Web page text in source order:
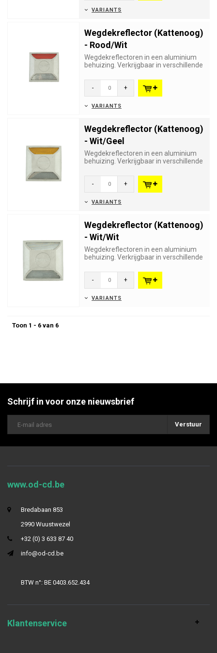
VARIANTS
Wegdekreflector (Kattenoog)
- Rood/Wit
Wegdekreflectoren in een aluminium
behuizing. Verkrijgbaar in verschillende
- +
VARIANTS
Wegdekreflector (Kattenoog)
- Wit/Geel
Wegdekreflectoren in een aluminium
behuizing. Verkrijgbaar in verschillende
- +
VARIANTS
Wegdekreflector (Kattenoog)
- Wit/Wit
Wegdekreflectoren in een aluminium
behuizing. Verkrijgbaar in verschillende
- +
VARIANTS
Toon 1 - 6 van 6
Schrijf in voor onze nieuwsbrief
Verstuur
www.od-cd.be
Bredabaan 853
2990 Wuustwezel
+32 (0) 3 633 87 40
info@od-cd.be
BTW n°: BE 0403.652.434
Klantenservice